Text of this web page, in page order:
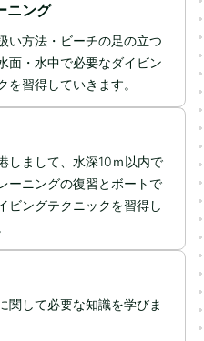
ニング
い方法・ビーチの足の立つ
面・水中で必要なダイビン
を習得していきます。
しまして、水深10ｍ以内で
ーニングの復習とボートで
ビングテクニックを習得し
関して必要な知識を学びま